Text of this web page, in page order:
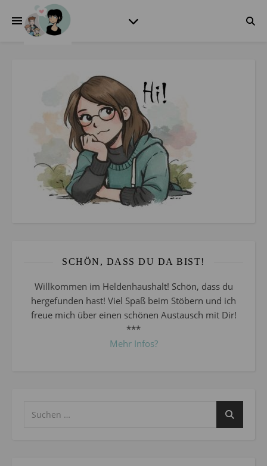
SCHÖN, DASS DU DA BIST!
Willkommen im Heldenhaushalt! Schön, dass du
hergefunden hast! Viel Spaß beim Stöbern und ich
freue mich über einen schönen Austausch mit Dir!
***
Mehr Infos?